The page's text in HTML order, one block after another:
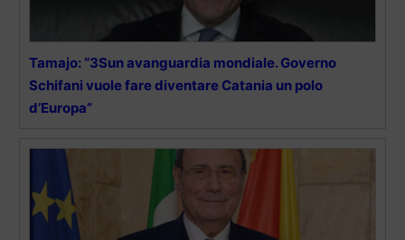
Tamajo: “3Sun avanguardia mondiale. Governo
Schifani vuole fare diventare Catania un polo
d’Europa”